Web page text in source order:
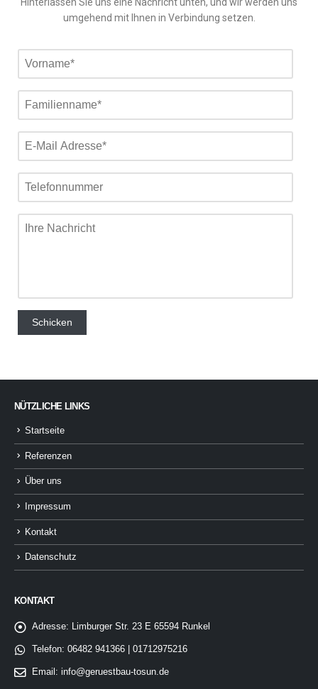
umgehend mit Ihnen in Verbindung setzen.
NÜTZLICHE LINKS
Startseite
Referenzen
Über uns
Impressum
Kontakt
Datenschutz
KONTAKT
Adresse: Limburger Str. 23 E 65594 Runkel
Telefon: 06482 941366 | 01712975216
Email: info@geruestbau-tosun.de